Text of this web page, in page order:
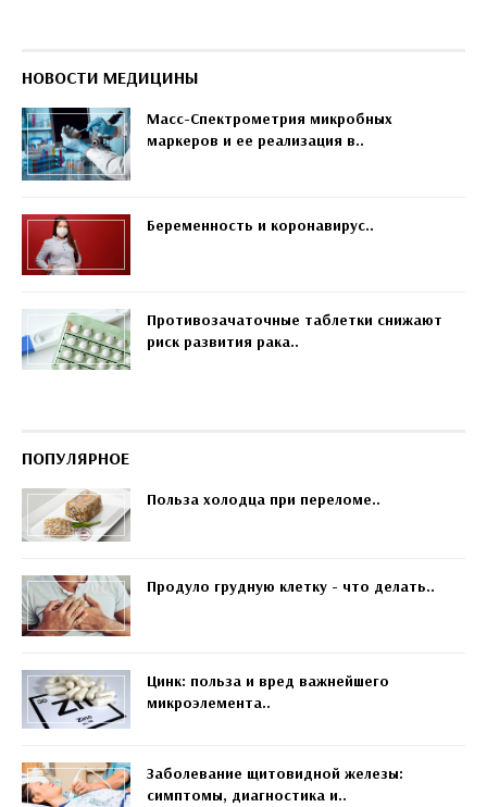
НОВОСТИ МЕДИЦИНЫ
Масс-Спектрометрия микробных
маркеров и ее реализация в..
Беременность и коронавирус..
Противозачаточные таблетки снижают
риск развития рака..
ПОПУЛЯРНОЕ
Польза холодца при переломе..
Продуло грудную клетку - что делать..
Цинк: польза и вред важнейшего
микроэлемента..
Заболевание щитовидной железы:
симптомы, диагностика и..